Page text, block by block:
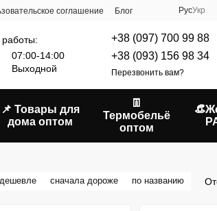
соглашение Блог РусУкр
07:00-14:00
Выходной
+38 (097) 700 99 88
+38 (093) 156 98 34
Перезвонить вам?
📌 Товары для
дома оптом
👖
Термобельё
оптом
сначала дороже по названию